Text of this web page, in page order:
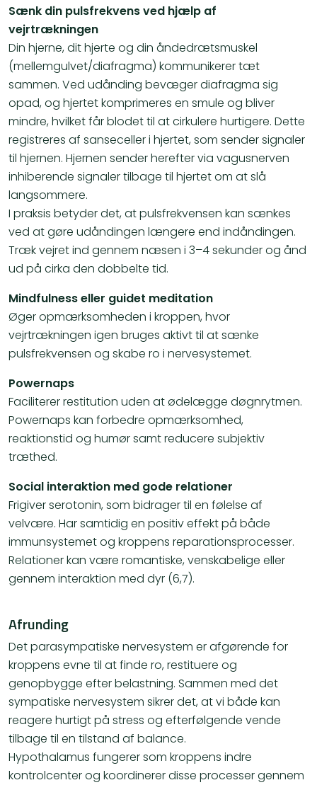
Sænk din pulsfrekvens ved hjælp af
vejrtrækningen
Din hjerne, dit hjerte og din åndedrætsmuskel
(mellemgulvet/diafragma) kommunikerer tæt
sammen. Ved udånding bevæger diafragma sig
opad, og hjertet komprimeres en smule og bliver
mindre, hvilket får blodet til at cirkulere hurtigere. Dette
registreres af sanseceller i hjertet, som sender signaler
til hjernen. Hjernen sender herefter via vagusnerven
inhiberende signaler tilbage til hjertet om at slå
langsommere.
I praksis betyder det, at pulsfrekvensen kan sænkes
ved at gøre udåndingen længere end indåndingen.
Træk vejret ind gennem næsen i 3–4 sekunder og ånd
ud på cirka den dobbelte tid.
Mindfulness eller guidet meditation
Øger opmærksomheden i kroppen, hvor
vejrtrækningen igen bruges aktivt til at sænke
pulsfrekvensen og skabe ro i nervesystemet.
Powernaps
Faciliterer restitution uden at ødelægge døgnrytmen.
Powernaps kan forbedre opmærksomhed,
reaktionstid og humør samt reducere subjektiv
træthed.
Social interaktion med gode relationer
Frigiver serotonin, som bidrager til en følelse af
velvære. Har samtidig en positiv effekt på både
immunsystemet og kroppens reparationsprocesser.
Relationer kan være romantiske, venskabelige eller
gennem interaktion med dyr (6,7).
Afrunding
Det parasympatiske nervesystem er afgørende for
kroppens evne til at finde ro, restituere og
genopbygge efter belastning. Sammen med det
sympatiske nervesystem sikrer det, at vi både kan
reagere hurtigt på stress og efterfølgende vende
tilbage til en tilstand af balance.
Hypothalamus fungerer som kroppens indre
kontrolcenter og koordinerer disse processer gennem